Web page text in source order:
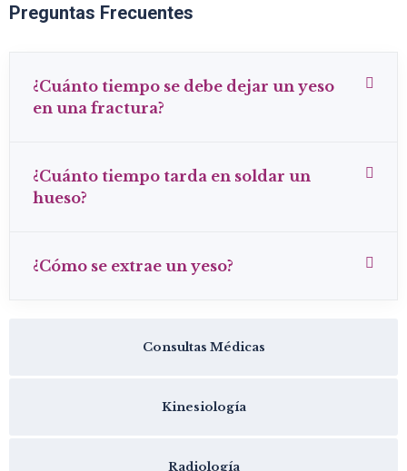
Consultas Médicas
Kinesiología
Radiología
Preguntas Frecuentes
¿Cuánto tiempo se debe dejar un yeso
en una fractura?
¿Cuánto tiempo tarda en soldar un
hueso?
¿Cómo se extrae un yeso?